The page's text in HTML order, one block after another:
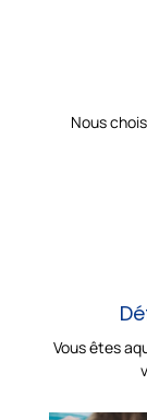
Nous
Vous êtes